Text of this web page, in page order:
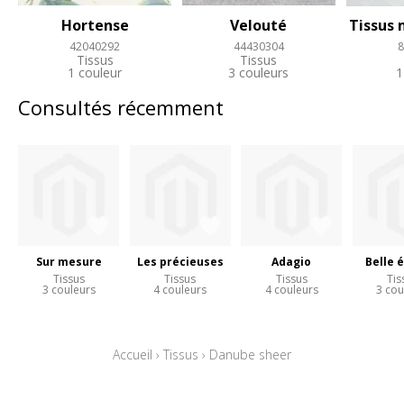
Hortense
42040292
Tissus
1 couleur
Velouté
44430304
Tissus
3 couleurs
Tissus
Consultés récemment
Sur mesure
Tissus
3 couleurs
Les précieuses
Tissus
4 couleurs
Adagio
Tissus
4 couleurs
Belle
3
Accueil › Tissus › Danube sheer